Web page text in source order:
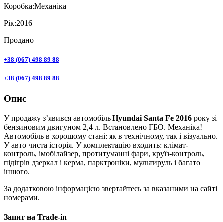
Коробка:Механіка
Рік:2016
Продано
+38 (067) 498 89 88
+38 (067) 498 89 88
Опис
У продажу з’явився автомобіль Hyundai Santa Fe 2016 року зі
бензиновим двигуном 2,4 л. Встановлено ГБО. Механіка!
Автомобіль в хорошому стані: як в технічному, так і візуально.
У авто чиста історія. У комплектацію входить: клімат-
контроль, імобілайзер, протитуманні фари, круїз-контроль,
підігрів дзеркал і керма, парктроніки, мультируль і багато
іншого.
За додатковою інформацією звертайтесь за вказаними на сайті
номерами.
Запит на Trade-in